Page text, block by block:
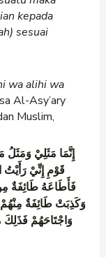
kepada
sesuai
wa alihi wa
Al-Asy’ary
Muslim,
إِنَّمَا مَثَلِيْ وَمَثَلُ
قَوْمِ إِنِّيْ رَأَيْتُ
فَأَطَاعَهُ طَائِفَةٌ
وَكَذِبَتْ طَائِفَةٌ
وَاجْتَاحَهُمْ